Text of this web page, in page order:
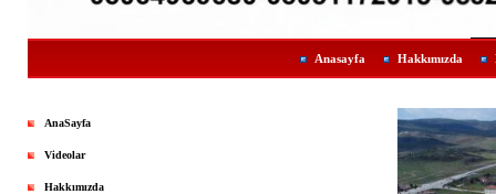
Anasayfa Hakkımızda
AnaSayfa
Videolar
Hakkımızda